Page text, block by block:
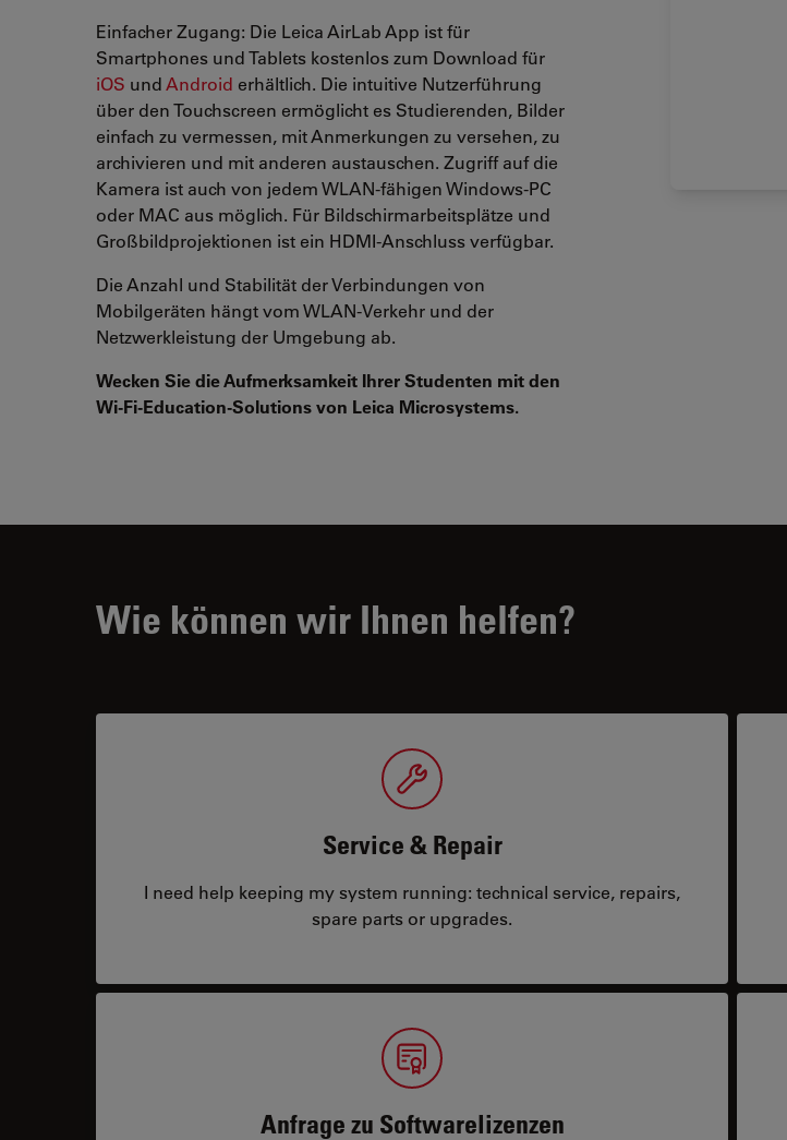
Einfacher Zugang: Die Leica AirLab App ist für
Smartphones und Tablets kostenlos zum Download für
iOS undAndroid erhältlich. Die intuitive Nutzerführung
über den Touchscreen ermöglicht es Studierenden, Bilder
einfach zu vermessen, mit Anmerkungen zu versehen, zu
archivieren und mit anderen austauschen. Zugriff auf die
Kamera ist auch von jedem WLAN-fähigen Windows-PC
oder MAC aus möglich. Für Bildschirmarbeitsplätze und
Großbildprojektionen ist ein HDMI-Anschluss verfügbar.
Die Anzahl und Stabilität der Verbindungen von
Mobilgeräten hängt vom WLAN-Verkehr und der
Netzwerkleistung der Umgebung ab.
Wecken Sie die Aufmerksamkeit Ihrer Studenten mit den
Wi-Fi-Education-Solutions von Leica Microsystems.
Wie können wir Ihnen helfen?
Service & Repair
I need help keeping my system running: technical service, repairs,
spare parts or upgrades.
Anfrage zu Softwarelizenzen